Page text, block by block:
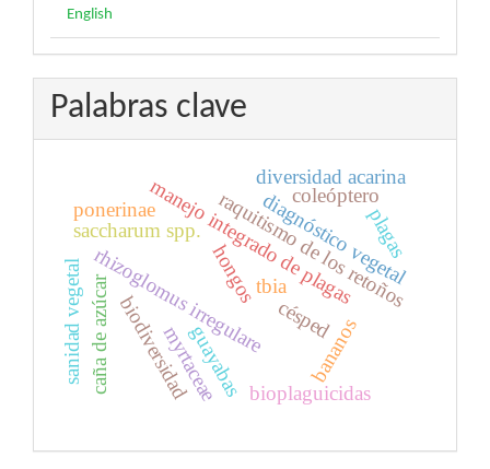
English
Palabras clave
bananos
manejo integrado de plagas
rhizoglomus irregulare
caña de azúcar
saccharum spp. raquitismo de los retoños
diagnóstico vegetal
tbia
diversidad acarina
guayabas
hongos
bioplaguicidas
myrtaceae
coleóptero
sanidad vegetal biodiversidad césped
plagas
ponerinae